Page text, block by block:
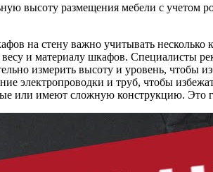
высоту размещения мебели с учетом
на стену важно учитывать
и материалу шкафов. Специалисты
измерить высоту и уровень, чтобы
электропроводки и труб, чтобы
или имеют сложную конструкцию. Это